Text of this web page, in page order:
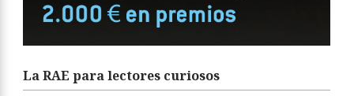
La RAE para lectores curiosos